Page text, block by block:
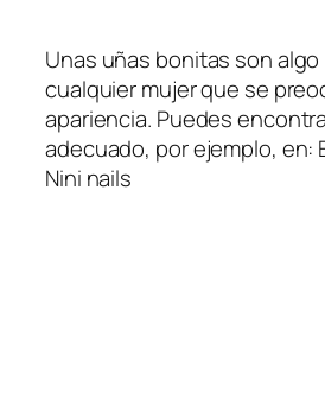
Unas uñas bonitas son algo
cualquier mujer que se
apariencia. Puedes
adecuado, por ejemplo, en:
Nini nails